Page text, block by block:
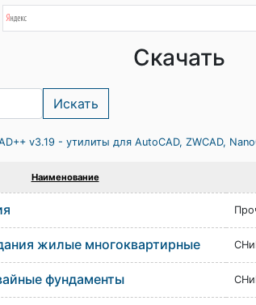
Скачать
v3.19 - утилиты для AutoCAD, ZWCAD,
Наименование
жилые многоквартирные
фундаменты